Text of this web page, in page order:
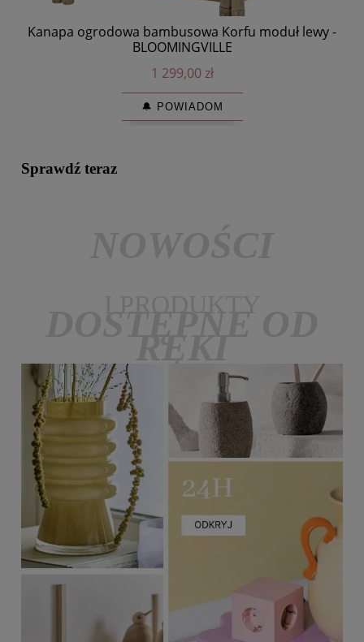
Kanapa ogrodowa bambusowa Korfu moduł lewy -
BLOOMINGVILLE
1 299,00 zł
🔔 POWIADOM
Sprawdź teraz